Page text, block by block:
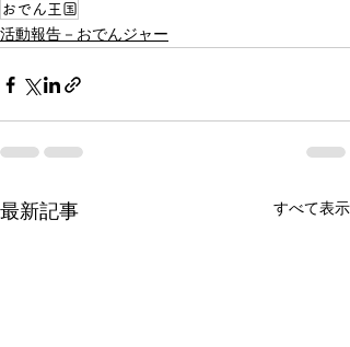
おでん王国
活動報告－おでんジャー
最新記事 すべて表示